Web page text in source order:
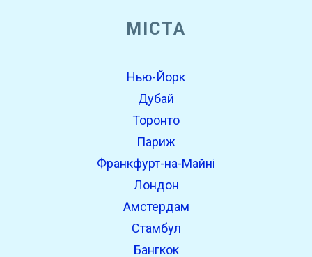
МІСТА
Нью-Йорк
Дубай
Торонто
Париж
Франкфурт-на-Майні
Лондон
Амстердам
Стамбул
Бангкок